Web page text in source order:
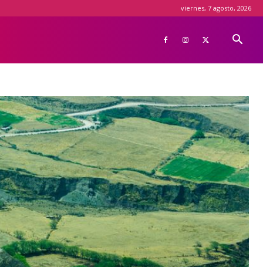
viernes, 7 agosto, 2026